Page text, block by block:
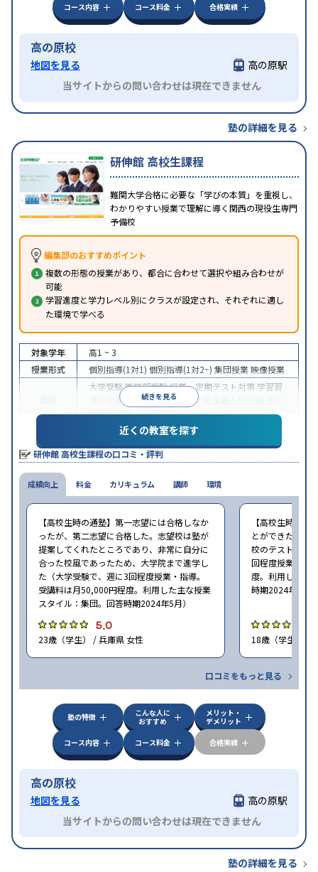
コース内容
コース料金 合格実績
高の原校
地図を見る
高の原駅
当サイトからの問い合わせは現在できません
塾の詳細を見る
研伸館 高校生課程
難関大学合格に必要な「学びの本質」を重視し、
わかりやすい授業で理解に導く関西の現役生専門
予備校
編集部のおすすめポイント
複数の形態の授業があり、都合に合わせて選択や組み合わせが
可能
学習進度と学力レベル別にクラスが設定され、それぞれに適し
た環境で学べる
続きを見る
対象学年
高1 ~ 3
授業形式
個別指導(1対1) 個別指導(1対2~) 集団授業映像授業
大学受験医学部受験授業・定期テスト対策 学習習
慣の定着
総合型選抜(旧AO)対策
別特化対策
授業の振替可能学習にPC・タブレットを利用
ライン対応1科目から受講可能
※2024年6月調査。大学受験塾・予備校のアンケート調査方法を参照
近くの教室を探す
研伸館 高校生課程の口コミ・評判
成績向上
【高校生時の通塾】第一志望には合格しなか
ったが、第二志望に合格した。志望校は塾が
提案してくれたところであり、非常に自分に
合った校風であったため、大学院まで進学し
た（大学受験で、週に3回程度授業・指導。
受講料は月50,000円程度。利用した主な授業
スタイル：集団。回答時期2024年5月）
5.0
23歳（学生） / 兵庫県 女性
【高校生時の通
とができたため
校のテストで役
回程度授業・指
度。利用した主
時期2024年5月）
18歳（学生） /
口コミをもっと見る
料金 カリキュラム 講師 環境
塾の特徴
こんな人に
おすすめ
メリット・
デメリット
コース内容
コース料金 合格実績
高の原校
地図を見る
高の原駅
当サイトからの問い合わせは現在できません
塾の詳細を見る